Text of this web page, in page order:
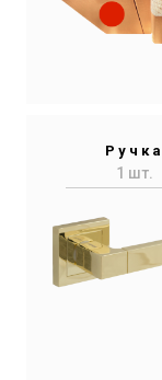
Ручка
1 шт.